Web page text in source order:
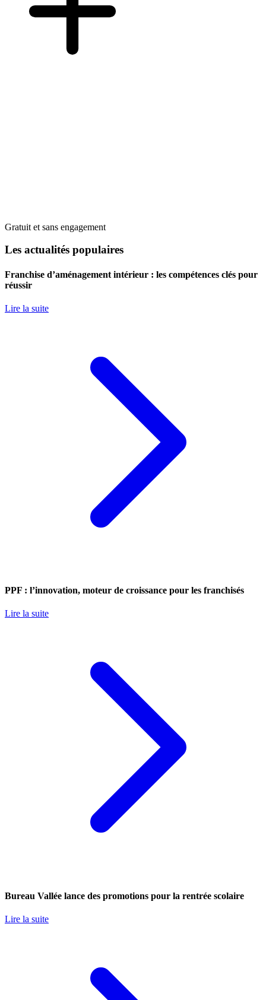
Gratuit et sans engagement
Les actualités populaires
Franchise d’aménagement intérieur : les compétences clés pour
réussir
Lire la suite
PPF : l’innovation, moteur de croissance pour les franchisés
Lire la suite
Bureau Vallée lance des promotions pour la rentrée scolaire
Lire la suite